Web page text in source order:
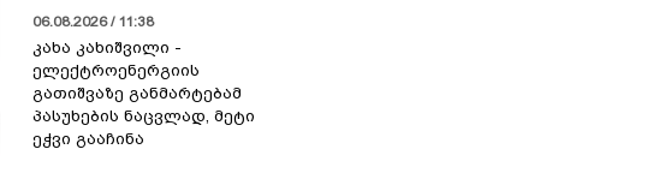
06.08.2026 / 11:38
კახა კახიშვილი -
ელექტროენერგიის
გათიშვაზე განმარტებამ
პასუხების ნაცვლად, მეტი
ეჭვი გააჩინა